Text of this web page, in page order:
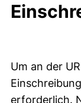
Um an der
erforderlich.